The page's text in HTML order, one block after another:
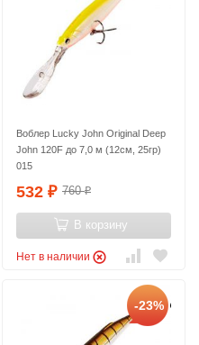
Воблер Lucky John Original Deep
John 120F до 7,0 м (12см, 25гр)
015
532 ₽ 760₽
В корзину
Нет в наличии
-23%